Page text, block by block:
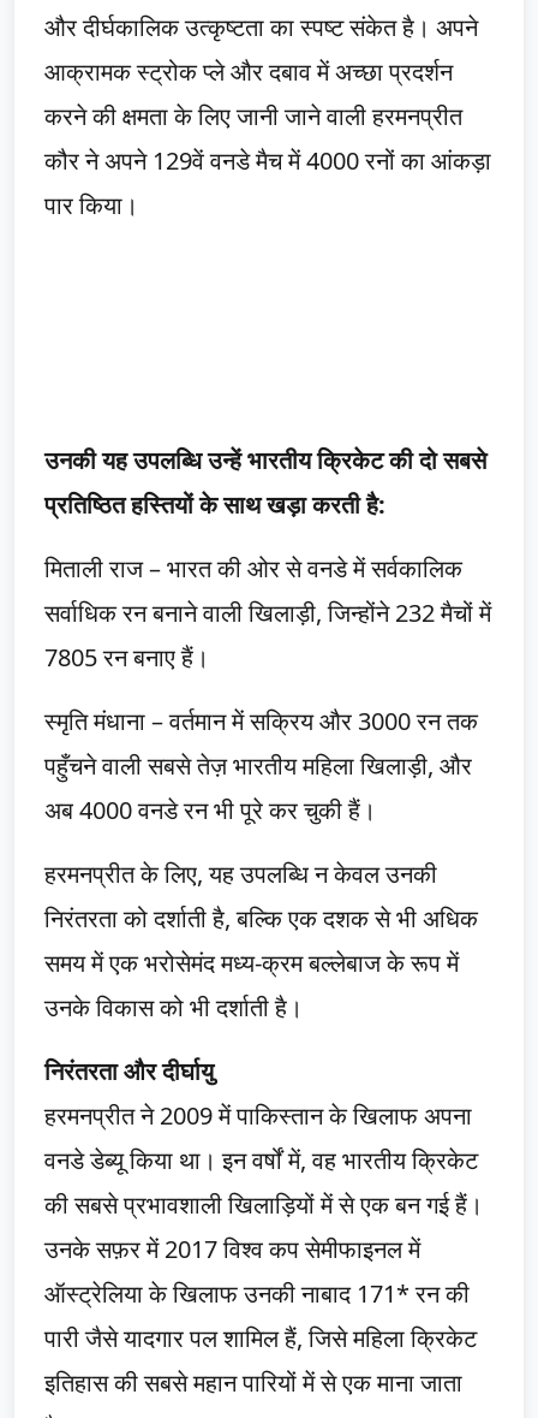
और दीर्घकालिक उत्कृष्टता का स्पष्ट संकेत है। अपने
आक्रामक स्ट्रोक प्ले और दबाव में अच्छा प्रदर्शन
करने की क्षमता के लिए जानी जाने वाली हरमनप्रीत
कौर ने अपने 129वें वनडे मैच में 4000 रनों का आंकड़ा
पार किया।
उनकी यह उपलब्धि उन्हें भारतीय क्रिकेट की दो सबसे
प्रतिष्ठित हस्तियों के साथ खड़ा करती है:
मिताली राज – भारत की ओर से वनडे में सर्वकालिक
सर्वाधिक रन बनाने वाली खिलाड़ी, जिन्होंने 232 मैचों में
7805 रन बनाए हैं।
स्मृति मंधाना – वर्तमान में सक्रिय और 3000 रन तक
पहुँचने वाली सबसे तेज़ भारतीय महिला खिलाड़ी, और
अब 4000 वनडे रन भी पूरे कर चुकी हैं।
हरमनप्रीत के लिए, यह उपलब्धि न केवल उनकी
निरंतरता को दर्शाती है, बल्कि एक दशक से भी अधिक
समय में एक भरोसेमंद मध्य-क्रम बल्लेबाज के रूप में
उनके विकास को भी दर्शाती है।
निरंतरता और दीर्घायु
हरमनप्रीत ने 2009 में पाकिस्तान के खिलाफ अपना
वनडे डेब्यू किया था। इन वर्षों में, वह भारतीय क्रिकेट
की सबसे प्रभावशाली खिलाड़ियों में से एक बन गई हैं।
उनके सफ़र में 2017 विश्व कप सेमीफाइनल में
ऑस्ट्रेलिया के खिलाफ उनकी नाबाद 171* रन की
पारी जैसे यादगार पल शामिल हैं, जिसे महिला क्रिकेट
इतिहास की सबसे महान पारियों में से एक माना जाता